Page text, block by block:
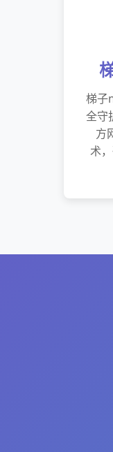
梯子
全守
方
术